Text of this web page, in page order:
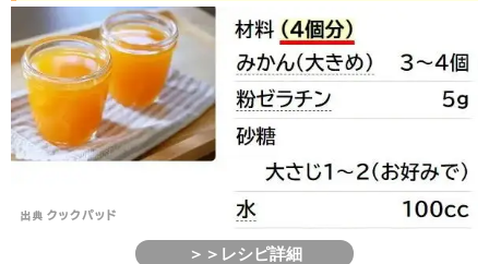
＞＞レシピ詳細